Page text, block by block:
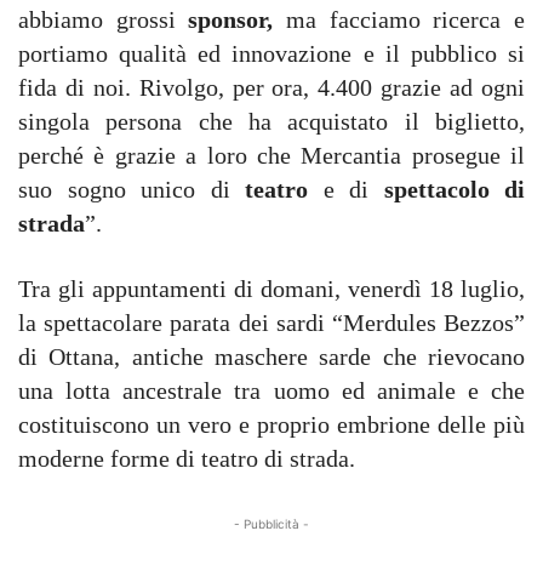
abbiamo grossisponsor,ma facciamo ricerca e
portiamo qualità ed innovazione e il pubblico si
fida di noi. Rivolgo, per ora, 4.400 grazie ad ogni
singola persona che ha acquistato il biglietto,
perché è grazie a loro che Mercantia prosegue il
suo sogno unico di teatro e di spettacolo di
strada”.
Tra gli appuntamenti di domani, venerdì 18 luglio,
la spettacolare parata dei sardi “Merdules Bezzos”
di Ottana, antiche maschere sarde che rievocano
una lotta ancestrale tra uomo ed animale e che
costituiscono un vero e proprio embrione delle più
moderne forme di teatro di strada.
- Pubblicità -